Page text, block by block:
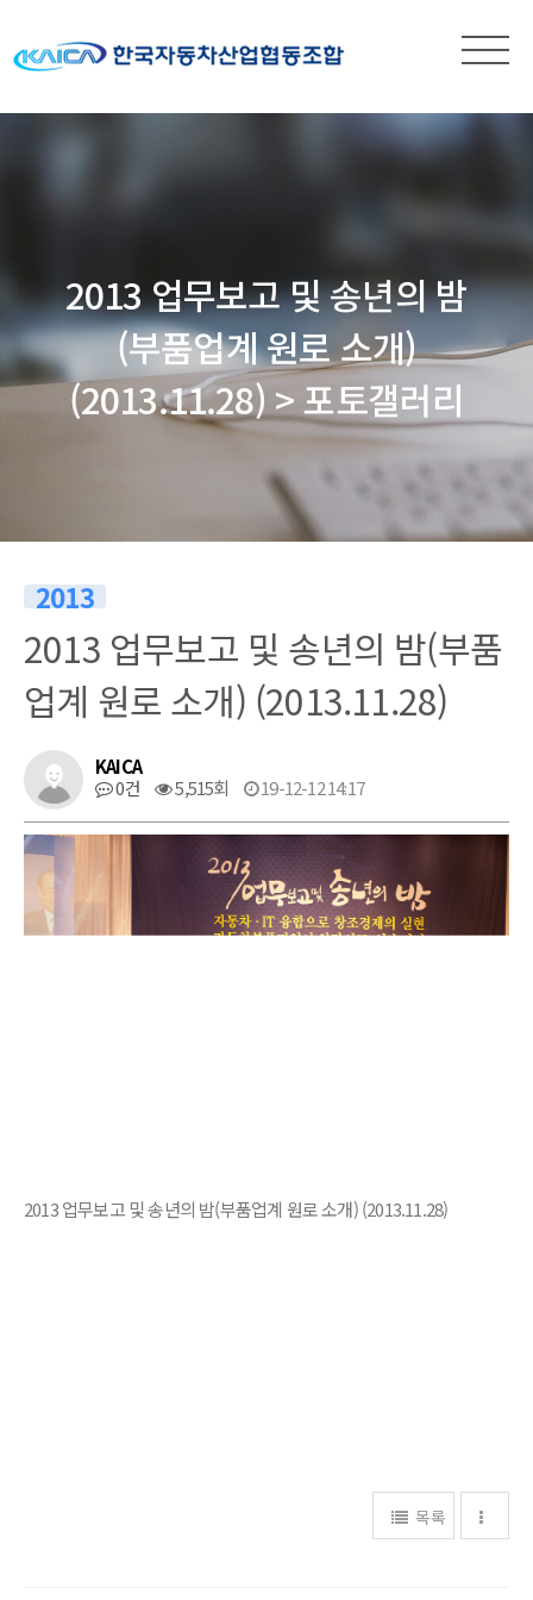
2013 업무보고 및 송년의 밤
(부품업계 원로 소개)
(2013.11.28) > 포토갤러리
2013
2013 업무보고 및 송년의 밤(부품
업계 원로 소개) (2013.11.28)
KAICA
0건
5,515회 19-12-12 14:17
2013 업무보고 및 송년의 밤(부품업계 원로 소개) (2013.11.28)
목록